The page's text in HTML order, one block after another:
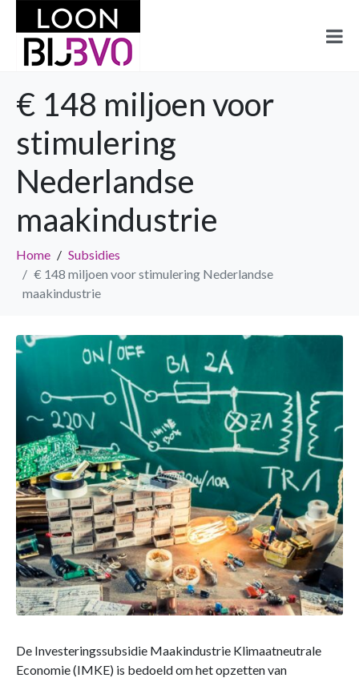
€ 148 miljoen voor
stimulering
Nederlandse
maakindustrie
Home
Subsidies
€ 148 miljoen voor stimulering Nederlandse
maakindustrie
De Investeringssubsidie Maakindustrie Klimaatneutrale
Economie (IMKE) is bedoeld om het opzetten van